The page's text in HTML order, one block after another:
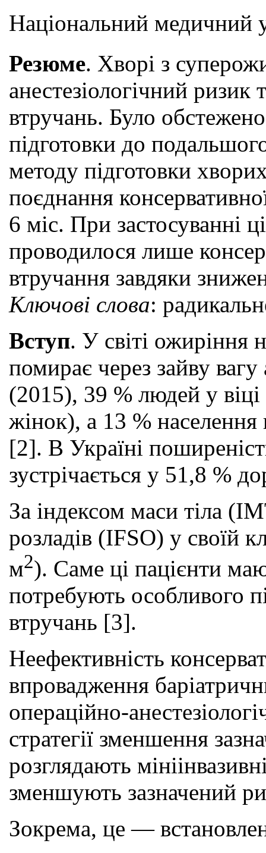
Національний медичний
Резюме. Хворі з
анестезіологічний
втручань. Було
підготовки до
методу підготовки
поєднання
6 міс. При застосуванні
проводилося лише
втручання завдяки
Ключові слова:
Вступ. У світі ожиріння
помирає через зайву
(2015), 39 % людей у
жінок), а 13 %
[2]. В Україні
зустрічається у 51,8 %
За індексом маси тіла
розладів (IFSO) у своїй
м2). Саме ці пацієнти
потребують особливого
втручань [3].
Неефективність
впровадження
операційно-
стратегії зменшення
розглядають
зменшують зазначений
Зокрема, це —